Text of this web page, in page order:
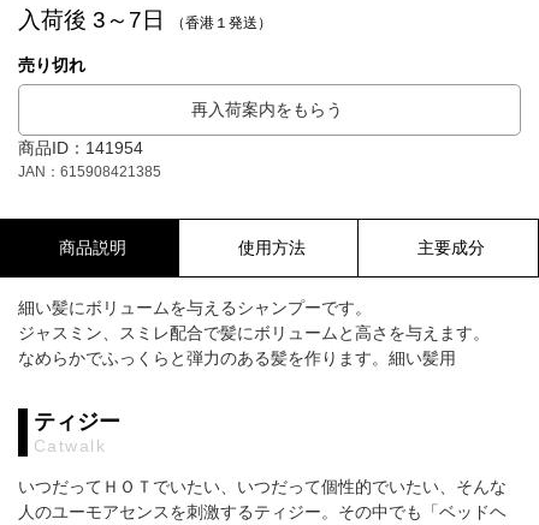
入荷後 3～7日 （香港１発送）
売り切れ
再入荷案内をもらう
商品ID：141954
JAN：615908421385
商品説明 使用方法 主要成分
細い髪にボリュームを与えるシャンプーです。
ジャスミン、スミレ配合で髪にボリュームと高さを与えます。
なめらかでふっくらと弾力のある髪を作ります。細い髪用
ティジー
Catwalk
いつだってＨＯＴでいたい、いつだって個性的でいたい、そんな
人のユーモアセンスを刺激するティジー。その中でも「ベッドヘ